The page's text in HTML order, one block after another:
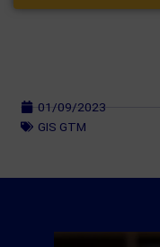
01/09/2023
GIS GTM